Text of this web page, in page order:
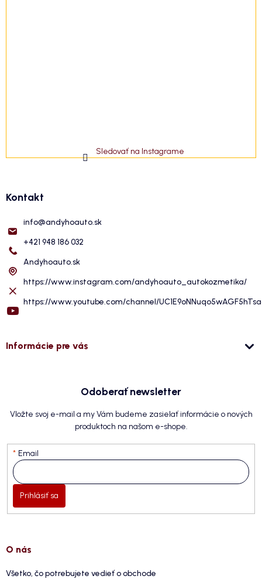
Sledovať na Instagrame
Kontakt
info@andyhoauto.sk
+421 948 186 032
Andyhoauto.sk
https://www.instagram.com/andyhoauto_autokozmetika/
https://www.youtube.com/channel/
Informácie pre vás
Odoberať newsletter
Vložte svoj e-mail a my Vám budeme zasielať informácie o nových
produktoch na našom e-shope.
Email
Prihlásiť sa
O nás
Všetko, čo potrebujete vedieť o obchode